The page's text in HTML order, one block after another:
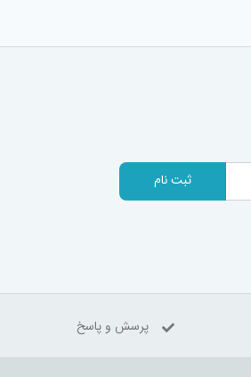
ثبت نام
پرسش و پاسخ